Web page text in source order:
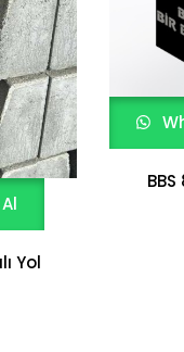
Yol